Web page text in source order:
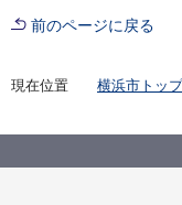
前のページに戻る
現在位置 横浜市トッ